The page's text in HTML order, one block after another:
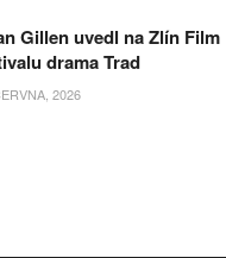
Gillen uvedl na Zlín Film
drama Trad
2026